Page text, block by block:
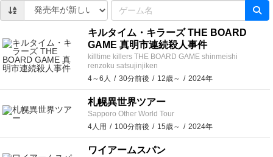
キルタイム・キラーズ THE BOARD
GAME 真明市連続殺人事件
killtime killers THE BOARD GAME shinmeishi
renzoku satsujinjiken
4～6人
30分前後 12歳～ 2024年
札幌異世界ツアー
Sapporo Other World Tour
4人用
100分前後 15歳～ 2024年
ワイアームスパン